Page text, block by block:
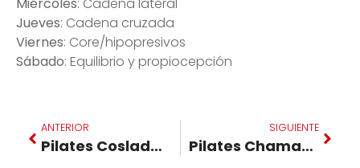
Jueves: Cadena cruzada
Viernes: Core/hipopresivos
Sábado: Equilibrio y propiocepción
ANTERIOR
Pilates Coslada. 17 de noviembre 2025
SIGUIENTE
Pilates Chamartin. 24 de noviembre 2025